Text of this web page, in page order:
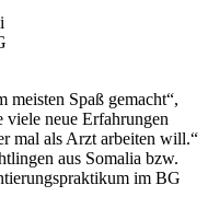
meisten Spaß gemacht“,
viele neue Erfahrungen
mal als Arzt arbeiten will.“
aus Somalia bzw.
im BG